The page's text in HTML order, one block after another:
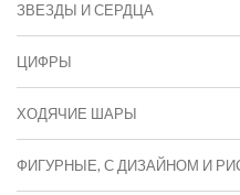
ЗВЕЗДЫ И СЕРДЦА
ЦИФРЫ
ХОДЯЧИЕ ШАРЫ
ФИГУРНЫЕ, С ДИЗАЙНОМ И